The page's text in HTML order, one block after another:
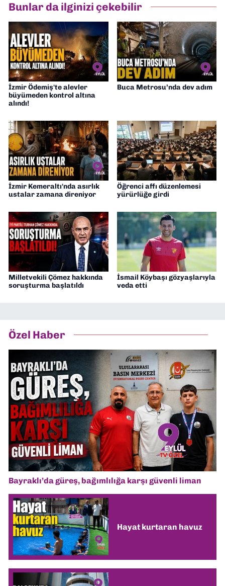
Bunlar da ilginizi çekebilir
İzmir Ödemiş'te alevler
büyümeden kontrol altına
alındı!
Buca Metrosu’nda dev adım
İzmir Kemeraltı'nda asırlık
ustalar zamana direniyor
Öğrenci affı düzenlemesi
yürürlüğe girdi
Milletvekili Çömez hakkında
soruşturma başlatıldı
İsmail Köybaşı gözyaşlarıyla
veda etti
Özel Haber
Bayraklı’da güreş, bağımlılığa karşı güvenli liman
Hayat kurtaran havuz